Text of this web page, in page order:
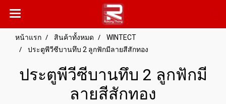
หน้าแรก สินค้าทั้งหมด
WINTECT
ประตูพีวีซีบานทึบ 2 ลูกฟักมีลายสีสักทอง
ประตูพีวีซีบานทึบ 2 ลูกฟักมี
ลายสีสักทอง